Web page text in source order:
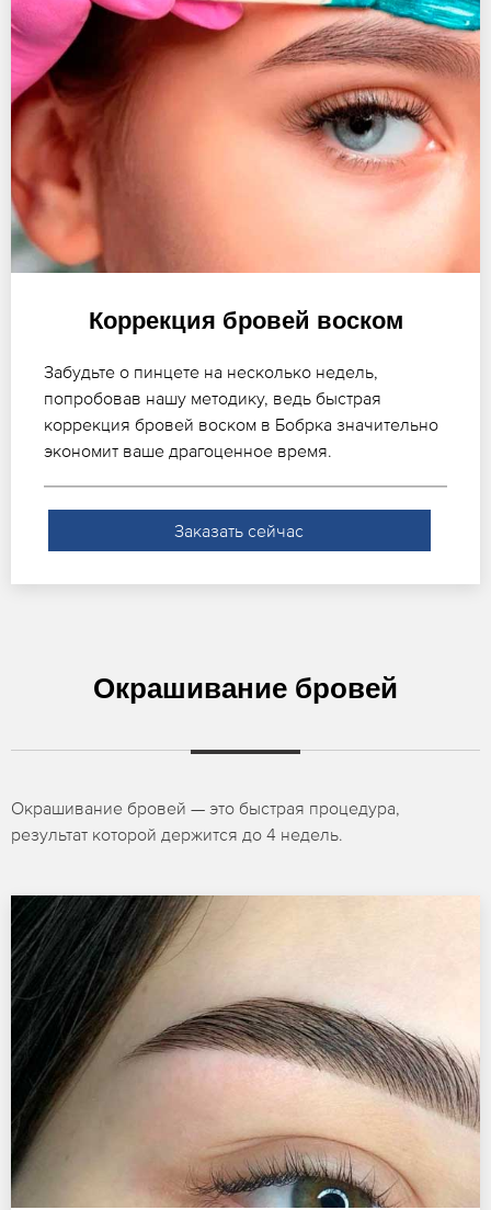
Коррекция бровей воском
Забудьте о пинцете на несколько недель,
попробовав нашу методику, ведь быстрая
коррекция бровей воском в Бобрка значительно
экономит ваше драгоценное время.
Заказать сейчас
Окрашивание бровей
Окрашивание бровей — это быстрая процедура,
результат которой держится до 4 недель.